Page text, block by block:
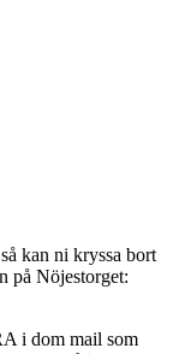
kan ni kryssa bort
på Nöjestorget:
i dom mail som